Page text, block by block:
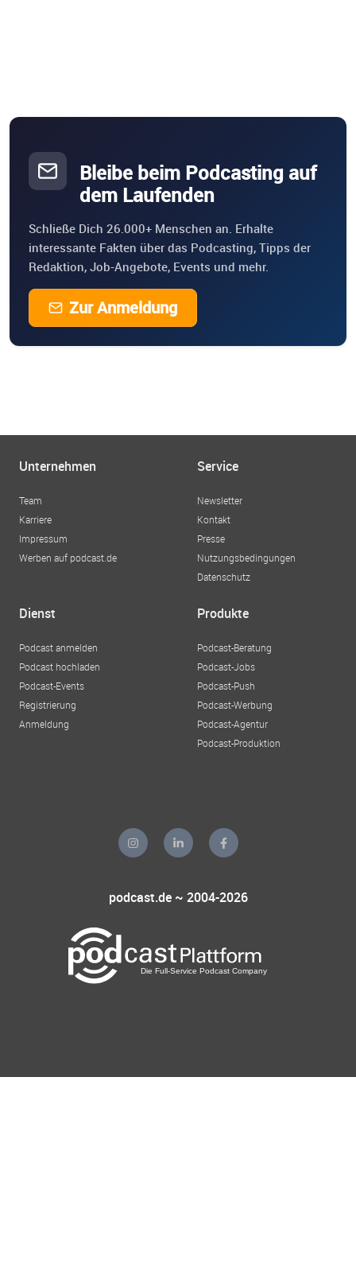
Bleibe beim Podcasting auf
dem Laufenden
Schließe Dich 26.000+ Menschen an. Erhalte
interessante Fakten über das Podcasting, Tipps der
Redaktion, Job-Angebote, Events und mehr.
Zur Anmeldung
Unternehmen
Team
Karriere
Impressum
Werben auf podcast.de
Service
Newsletter
Kontakt
Presse
Nutzungsbedingungen
Datenschutz
Dienst
Podcast anmelden
Podcast hochladen
Podcast-Events
Registrierung
Anmeldung
Produkte
Podcast-Beratung
Podcast-Jobs
Podcast-Push
Podcast-Werbung
Podcast-Agentur
Podcast-Produktion
podcast.de ~ 2004-2026